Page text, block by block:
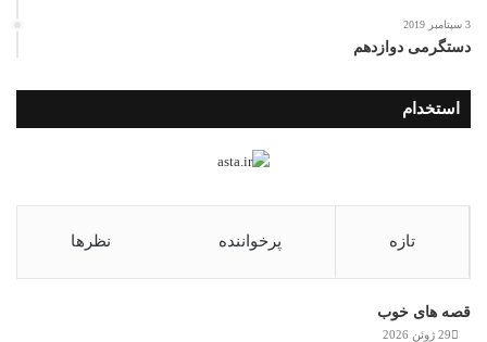
3 سپتامبر 2019
دستگرمی دوازدهم
استخدام
تازه پرخواننده نظرها
قصه های خوب
29 ژوئن 2026